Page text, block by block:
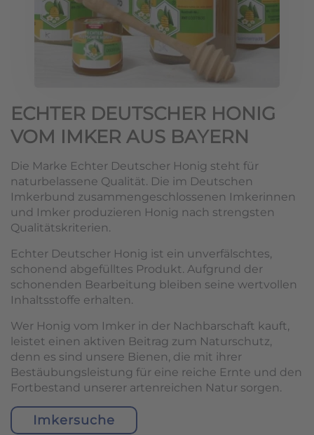
ECHTER DEUTSCHER HONIG
VOM IMKER AUS BAYERN
Die Marke Echter Deutscher Honig steht für
naturbelassene Qualität. Die im Deutschen
Imkerbund zusammengeschlossenen Imkerinnen
und Imker produzieren Honig nach strengsten
Qualitätskriterien.
Echter Deutscher Honig ist ein unverfälschtes,
schonend abgefülltes Produkt. Aufgrund der
schonenden Bearbeitung bleiben seine wertvollen
Inhaltsstoffe erhalten.
Wer Honig vom Imker in der Nachbarschaft kauft,
leistet einen aktiven Beitrag zum Naturschutz,
denn es sind unsere Bienen, die mit ihrer
Bestäubungsleistung für eine reiche Ernte und den
Fortbestand unserer artenreichen Natur sorgen.
Imkersuche